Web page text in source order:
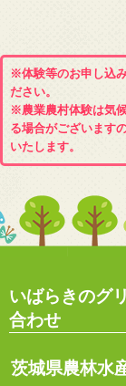
※体験等のお申し込
ださい。
※農業農村体験は気
る場合がございます
いたします。
いばらきのグ
合わせ
茨城県農林水